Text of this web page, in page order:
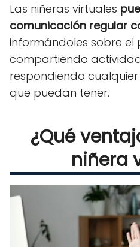
Las niñeras virtuales
comunicación regular
informándoles sobre el
compartiendo
respondiendo
que puedan tener.
¿Qué
niñera